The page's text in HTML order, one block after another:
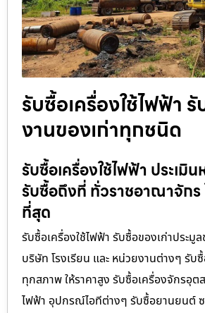
รับซื้อเครื่องใช้ไฟฟ้า
งานของเก่าทุกชนิด
รับซื้อเครื่องใช้ไฟฟ้า ประเมิ
รับซื้อถึงที่ ทั่วราชอาณาจักร
ที่สุด
รับซื้อเครื่องใช้ไฟฟ้า รับซื้อของเก่าประมูล
บริษัท โรงเรียน และ หน่วยงานต่างๆ รับ
ทุกสภาพ ให้ราคาสูง รับซื้อเครื่องจักรอุต
ไฟฟ้า อุปกรณ์ไอทีต่างๆ รับซื้อยานยนต์ ซ